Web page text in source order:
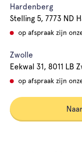
Hardenberg
Stelling 5, 7773 ND
op afspraak zijn
Zwolle
Eekwal 31, 8011 LB
op afspraak zijn